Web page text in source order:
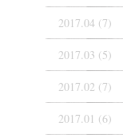
2017.04 (7)
2017.03 (5)
2017.02 (7)
2017.01 (6)